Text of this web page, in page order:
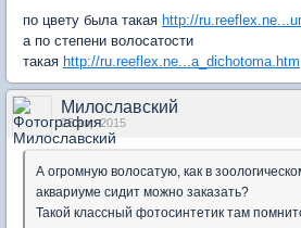
по цвету была такая http://
а по степени волосатости
такая http://ru.reeflex.ne...a_dichotoma.htm
Милославский
25 апр 2015
А огромную волосатую, как в
аквариуме сидит можно заказать?
Такой классный фотосинтетик там